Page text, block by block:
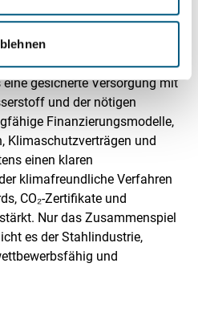
und Marktanteile. Wer
und Abhängigkeiten.
braucht es drei zentrale
gesicherte Versorgung mit
und der nötigen
Finanzierungsmodelle,
Klimaschutzverträgen und
einen klaren
klimafreundliche Verfahren
CO₂-Zertifikate und
Nur das Zusammenspiel
es der Stahlindustrie,
und